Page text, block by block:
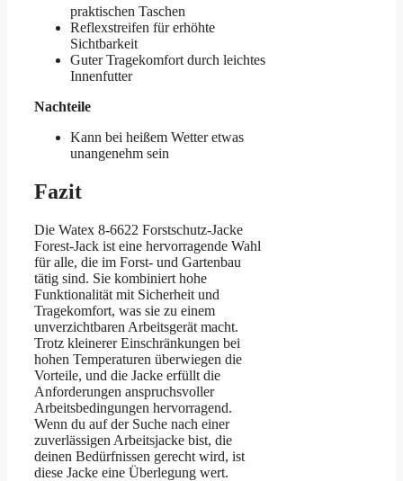
praktischen Taschen
Reflexstreifen für erhöhte
Sichtbarkeit
Guter Tragekomfort durch leichtes
Innenfutter
Nachteile
Kann bei heißem Wetter etwas
unangenehm sein
Fazit
Die Watex 8-6622 Forstschutz-Jacke
Forest-Jack ist eine hervorragende Wahl
für alle, die im Forst- und Gartenbau
tätig sind. Sie kombiniert hohe
Funktionalität mit Sicherheit und
Tragekomfort, was sie zu einem
unverzichtbaren Arbeitsgerät macht.
Trotz kleinerer Einschränkungen bei
hohen Temperaturen überwiegen die
Vorteile, und die Jacke erfüllt die
Anforderungen anspruchsvoller
Arbeitsbedingungen hervorragend.
Wenn du auf der Suche nach einer
zuverlässigen Arbeitsjacke bist, die
deinen Bedürfnissen gerecht wird, ist
diese Jacke eine Überlegung wert.